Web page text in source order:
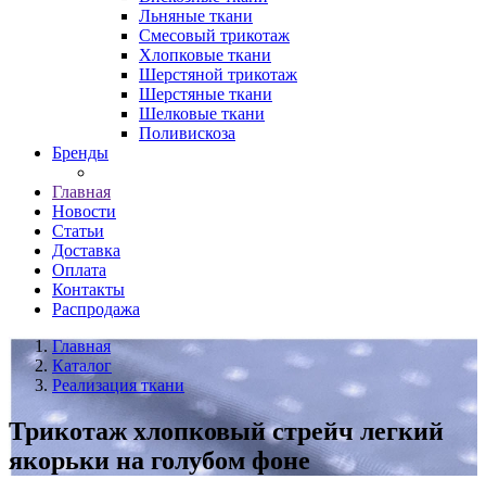
Льняные ткани
Смесовый трикотаж
Хлопковые ткани
Шерстяной трикотаж
Шерстяные ткани
Шелковые ткани
Поливискоза
Бренды
Главная
Новости
Статьи
Доставка
Оплата
Контакты
Распродажа
Главная
Каталог
Реализация ткани
Трикотаж хлопковый стрейч легкий
якорьки на голубом фоне